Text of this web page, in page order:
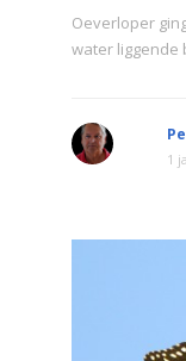
Oeverloper
water liggende
1